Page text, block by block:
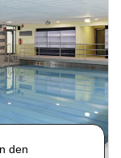
den